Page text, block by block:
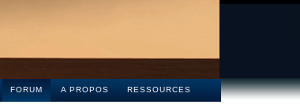
FORUM A PROPOS RESSOURCES